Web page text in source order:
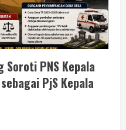
Soroti PNS Kepala
PjS Kepala